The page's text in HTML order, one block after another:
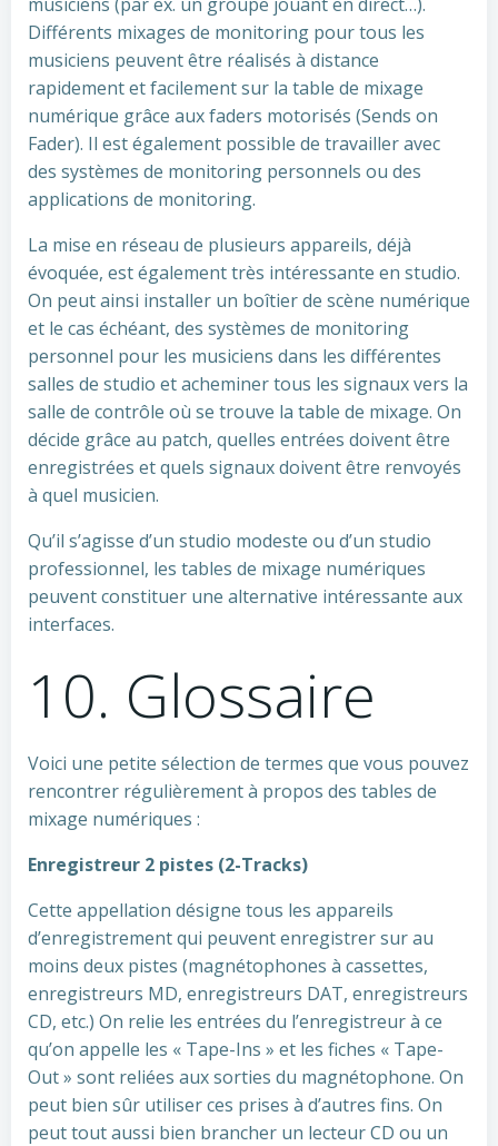
Différents mixages de monitoring pour tous les
musiciens peuvent être réalisés à distance
rapidement et facilement sur la table de mixage
numérique grâce aux faders motorisés (Sends on
Fader). Il est également possible de travailler avec
des systèmes de monitoring personnels ou des
applications de monitoring.
La mise en réseau de plusieurs appareils, déjà
évoquée, est également très intéressante en studio.
On peut ainsi installer un boîtier de scène numérique
et le cas échéant, des systèmes de monitoring
personnel pour les musiciens dans les différentes
salles de studio et acheminer tous les signaux vers la
salle de contrôle où se trouve la table de mixage. On
décide grâce au patch, quelles entrées doivent être
enregistrées et quels signaux doivent être renvoyés
à quel musicien.
Qu’il s’agisse d’un studio modeste ou d’un studio
professionnel, les tables de mixage numériques
peuvent constituer une alternative intéressante aux
interfaces.
10. Glossaire
Voici une petite sélection de termes que vous pouvez
rencontrer régulièrement à propos des tables de
mixage numériques :
Enregistreur 2 pistes (2-Tracks)
Cette appellation désigne tous les appareils
d’enregistrement qui peuvent enregistrer sur au
moins deux pistes (magnétophones à cassettes,
enregistreurs MD, enregistreurs DAT, enregistreurs
CD, etc.) On relie les entrées du l’enregistreur à ce
qu’on appelle les « Tape-Ins » et les fiches « Tape-
Out » sont reliées aux sorties du magnétophone. On
peut bien sûr utiliser ces prises à d’autres fins. On
peut tout aussi bien brancher un lecteur CD ou un